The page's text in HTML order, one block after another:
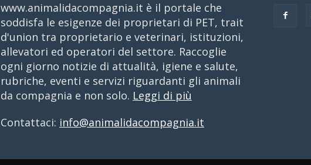
www.animalidacompagnia.it è il portale che
soddisfa le esigenze dei proprietari di PET, trait
d'union tra proprietario e veterinari, istituzioni,
allevatori ed operatori del settore. Raccoglie
ogni giorno notizie di attualità, igiene e salute,
rubriche, eventi e servizi riguardanti gli animali
da compagnia e non solo. Leggi di più
Contattaci: info@animalidacompagnia.it